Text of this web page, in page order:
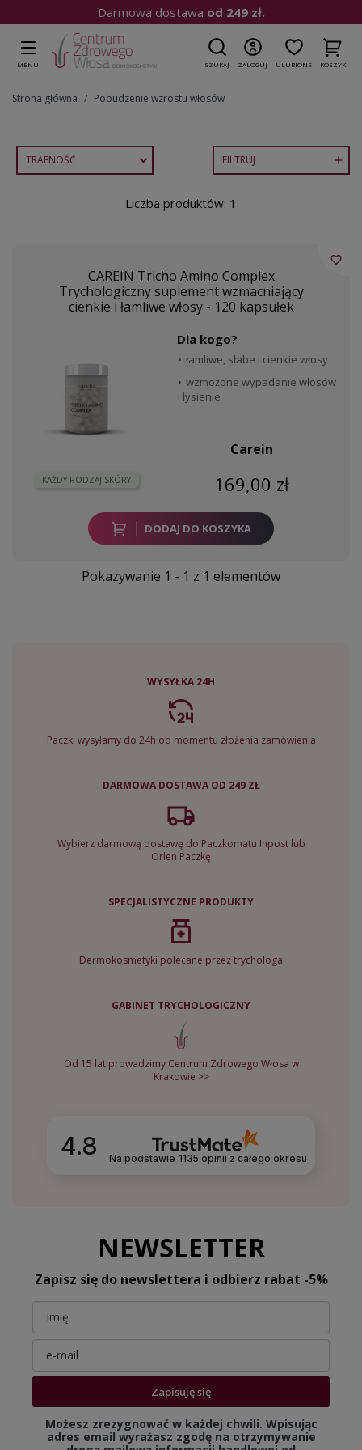
Darmowa dostawa od 249 zł.
MENU SZUKAJ ZALOGUJ ULUBIONE KOSZYK
Strona główna Pobudzenie wzrostu włosów
TRAFNOŚĆ FILTRUJ 
Liczba produktów: 1
CAREIN Tricho Amino Complex
Trychologiczny suplement wzmacniający
cienkie i łamliwe włosy - 120 kapsułek
KAŻDY RODZAJ SKÓRY
Dla kogo?
łamliwe, słabe i cienkie włosy
wzmożone wypadanie włosów
i łysienie
Carein
169,00 zł
DODAJ DO KOSZYKA
favorite_border
Pokazywanie 1 - 1 z 1 elementów
WYSYŁKA 24H
Paczki wysyłamy do 24h od momentu złożenia zamówienia
DARMOWA DOSTAWA OD 249 ZŁ
Wybierz darmową dostawę do Paczkomatu Inpost lub
Orlen Paczkę
SPECJALISTYCZNE PRODUKTY
Dermokosmetyki polecane przez trychologa
GABINET TRYCHOLOGICZNY
Od 15 lat prowadzimy Centrum Zdrowego Włosa w
Krakowie >>
4.8 Na podstawie 1135 opinii z całego okresu
NEWSLETTER
Zapisz się do newslettera i odbierz rabat -5%
Zapisuję się
Możesz zrezygnować w każdej chwili. Wpisując
adres email wyrażasz zgodę na otrzymywanie